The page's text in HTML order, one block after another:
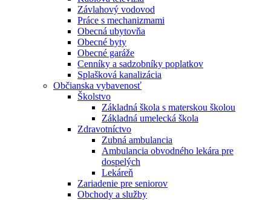
Závlahový vodovod
Práce s mechanizmami
Obecná ubytovňa
Obecné byty
Obecné garáže
Cenníky a sadzobníky poplatkov
Splašková kanalizácia
Občianska vybavenosť
Školstvo
Základná škola s materskou školou
Základná umelecká škola
Zdravotníctvo
Zubná ambulancia
Ambulancia obvodného lekára pre
dospelých
Lekáreň
Zariadenie pre seniorov
Obchody a služby